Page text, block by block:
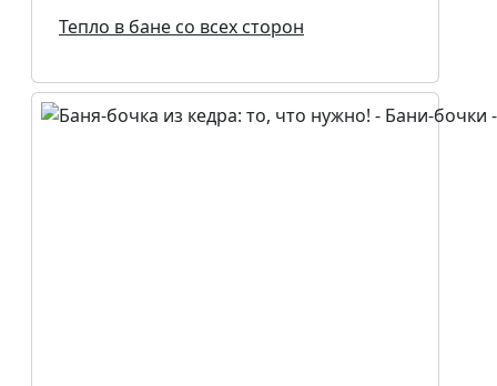
Тепло в бане со всех сторон